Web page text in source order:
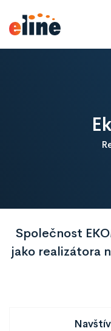
Společnost
jako realizátora